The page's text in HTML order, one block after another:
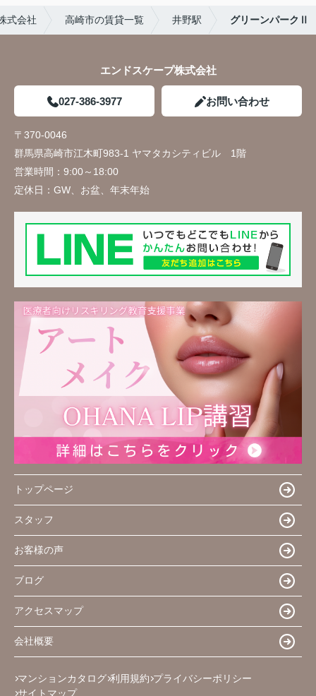
式会社 高崎市の賃貸一覧 井野駅 グリーンパークⅡ
エンドスケープ株式会社
027-386-3977 お問い合わせ
〒370-0046
群馬県高崎市江木町983-1 ヤマタカシティビル 1階
営業時間： 9:00～18:00
定休日： GW、お盆、年末年始
トップページ
スタッフ
お客様の声
ブログ
アクセスマップ
会社概要
マンションカタログ 利用規約 プライバシーポリシー
サイトマップ